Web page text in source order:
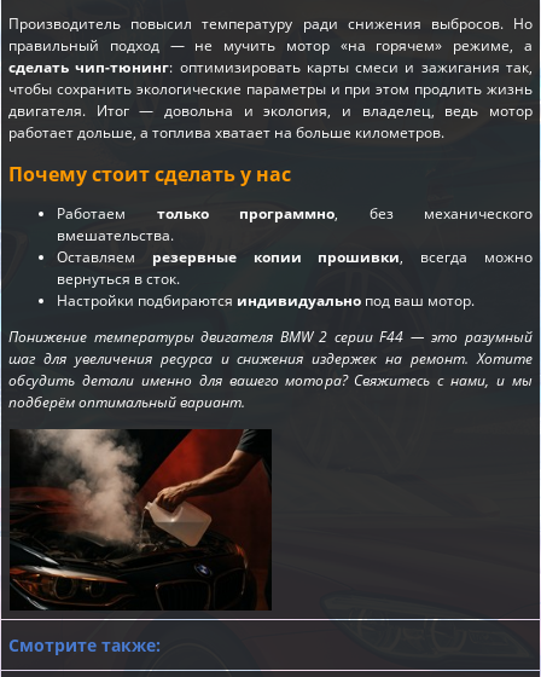
Производитель повысил температуру ради снижения выбросов. Но
правильный подход — не мучить мотор «на горячем» режиме, а
сделать чип-тюнинг: оптимизировать карты смеси и зажигания так,
чтобы сохранить экологические параметры и при этом продлить жизнь
двигателя. Итог — довольна и экология, и владелец, ведь мотор
работает дольше, а топлива хватает на больше километров.
Почему стоит сделать у нас
Работаем только программно, без механического
вмешательства.
Оставляем резервные копии прошивки, всегда можно
вернуться в сток.
Настройки подбираются индивидуально под ваш мотор.
Понижение температуры двигателя BMW 2 серии F44 — это разумный
шаг для увеличения ресурса и снижения издержек на ремонт. Хотите
обсудить детали именно для вашего мотора? Свяжитесь с нами, и мы
подберём оптимальный вариант.
Смотрите также: